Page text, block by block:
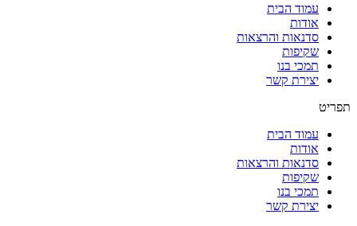
עמוד הבית
אודות
סדנאות והרצאות
שקיפות
תמכי בנו
יצירת קשר
תפריט
עמוד הבית
אודות
סדנאות והרצאות
שקיפות
תמכי בנו
יצירת קשר